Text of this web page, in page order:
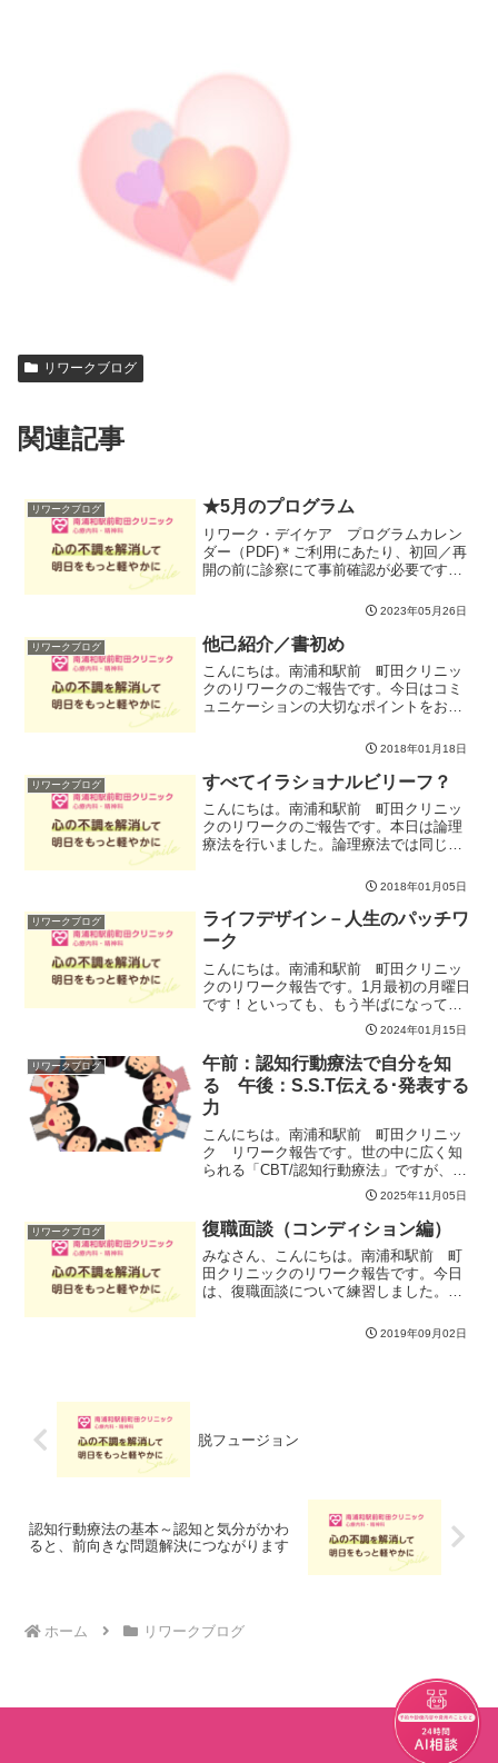
リワークブログ
関連記事
リワークブログ ★5月のプログラム
リワーク・デイケア プログラムカレン
ダー（PDF)＊ご利用にあたり、初回／再
開の前に診察にて事前確認が必要です
グラムを変更する場合がございます。予
めご了承願います。＊10:20までに入室さ
れた方にはお弁当...
2023年05月26日
リワークブログ 他己紹介／書初め
こんにちは。南浦和駅前 町田クリニッ
クのリワークのご報告です。今日はコミ
ュニケーションの大切なポイントをおさ
からいろんな話をして、お互いのことを
理解しつつあると思っていましたが、ま
だまだ知らない一面に触れ...
2018年01月18日
リワークブログ すべてイラショナルビリーフ？
こんにちは。南浦和駅前 町田クリニッ
クのリワークのご報告です。本日は論理
療法を行いました。論理療法では同じ出
くことはありません。それは、ビリーフ
が感情を決定しているという考え方をし
ているためです。このビリ...
2018年01月05日
リワークブログ
ライフデザイン－人生のパッチワ
ーク
こんにちは。南浦和駅前 町田クリニッ
クのリワーク報告です。1月最初の月曜日
です！といっても、もう半ばになってし
まいましたが。今月の月曜日はキャリア
について考えましょう。仕事と自分との
距離感を、あらためて見直してみません
か？今日は、そのスター...
2024年01月15日
リワークブログ
午前：認知行動療法で自分を知
る 午後：S.S.T伝える･発表する
力
こんにちは。南浦和駅前 町田クリニッ
ク リワーク報告です。世の中に広く知
られる「CBT/認知行動療法」ですが、そ
もそもCBTとは？・・・今日はまず、そ
の根っこの概念をワークを通してアプロ
ーチしていきました。事例をもとに、ご
自身に湧き上がる感...
2025年11月05日
リワークブログ 復職面談（コンディション編）
みなさん、こんにちは。南浦和駅前 町
田クリニックのリワーク報告です。今日
は、復職面談について練習しました。服
の対策ができているか、③復職後の働き
方の３つについて話し合われます。今日
2019年09月02日
脱フュージョン
認知行動療法の基本～認知と気分がかわ
ると、前向きな問題解決につながります
ホーム リワークブログ
チャット